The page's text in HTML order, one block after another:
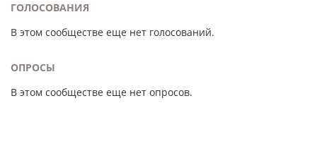
ГОЛОСОВАНИЯ
В этом сообществе еще нет голосований.
ОПРОСЫ
В этом сообществе еще нет опросов.